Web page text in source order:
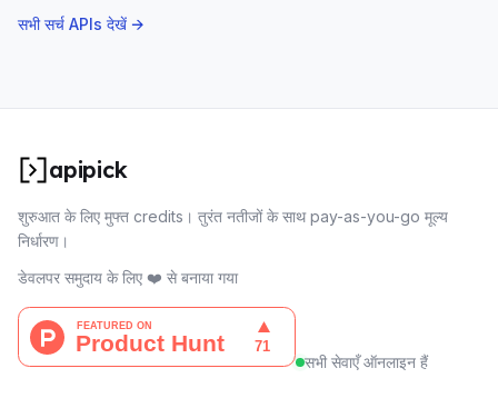
सभी सर्च APIs देखें →
apipick
शुरुआत के लिए मुफ्त credits। तुरंत नतीजों के साथ pay-as-you-go मूल्य
निर्धारण।
डेवलपर समुदाय के लिए ❤️ से बनाया गया
सभी सेवाएँ ऑनलाइन हैं